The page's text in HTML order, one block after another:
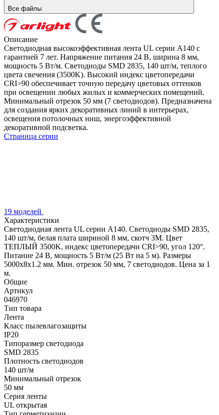
Все файлы
Описание
Светодиодная высокоэффективная лента UL серии A140 с
гарантией 7 лет. Напряжение питания 24 В, ширина 8 мм,
мощность 5 Вт/м. Светодиоды SMD 2835, 140 шт/м, теплого
цвета свечения (3500K). Высокий индекс цветопередачи
CRI>90 обеспечивает точную передачу цветовых оттенков
при освещении любых жилых и коммерческих помещений.
Минимальный отрезок 50 мм (7 светодиодов). Предназначена
для создания ярких декоративных линий в интерьерах,
освещения потолочных ниш, энергоэффективной
декоративной подсветка.
Страница серии
19 моделей
Характеристики
Светодиодная лента UL серии A140. Светодиоды SMD 2835,
140 шт/м, белая плата шириной 8 мм, скотч 3M. Цвет
ТЕПЛЫЙ 3500K, индекс цветопередачи CRI>90, угол 120°.
Питание 24 В, мощность 5 Вт/м (25 Вт на 5 м). Размеры
5000x8x1.2 мм. Мин. отрезок 50 мм, 7 светодиодов. Цена за 1
м.
Общие
Артикул
046970
Тип товара
Лента
Класс пылевлагозащиты
IP20
Типоразмер светодиода
SMD 2835
Плотность светодиодов
140 шт/м
Минимальный отрезок
50 мм
Серия ленты
UL открытая